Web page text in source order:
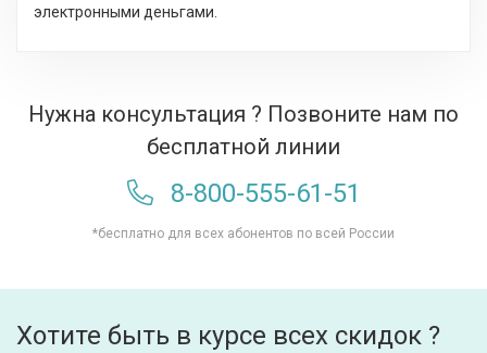
электронными деньгами.
Нужна консультация ? Позвоните нам по
бесплатной линии
8-800-555-61-51
*бесплатно для всех абонентов по всей России
Хотите быть в курсе всех скидок ?